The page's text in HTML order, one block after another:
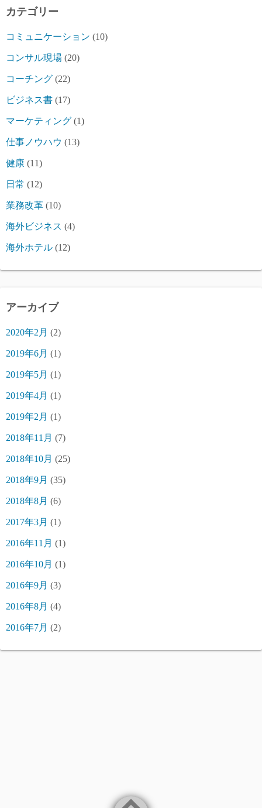
カテゴリー
コミュニケーション (10)
コンサル現場 (20)
コーチング (22)
ビジネス書 (17)
マーケティング (1)
仕事ノウハウ (13)
健康 (11)
日常 (12)
業務改革 (10)
海外ビジネス (4)
海外ホテル (12)
アーカイブ
2020年2月 (2)
2019年6月 (1)
2019年5月 (1)
2019年4月 (1)
2019年2月 (1)
2018年11月 (7)
2018年10月 (25)
2018年9月 (35)
2018年8月 (6)
2017年3月 (1)
2016年11月 (1)
2016年10月 (1)
2016年9月 (3)
2016年8月 (4)
2016年7月 (2)